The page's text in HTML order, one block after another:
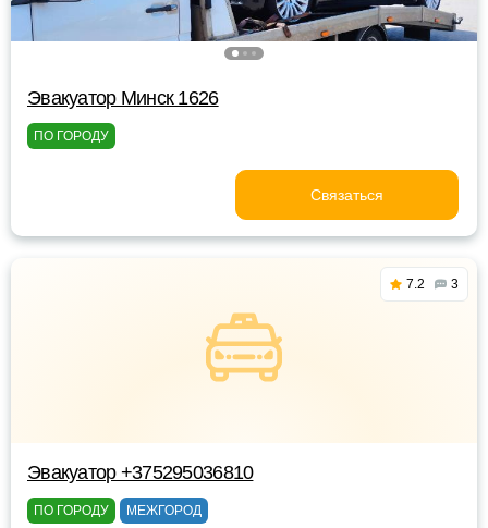
Эвакуатор Минск 1626
ПО ГОРОДУ
Связаться
7.2 3
Эвакуатор +375295036810
ПО ГОРОДУ МЕЖГОРОД